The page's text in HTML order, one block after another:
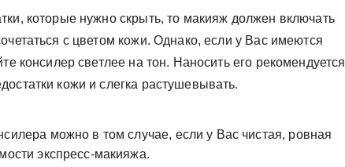
которые нужно скрыть, то макияж должен включать
с цветом кожи. Однако, если у Вас имеются
консилер светлее на тон. Наносить его рекомендуется
кожи и слегка растушевывать.
можно в том случае, если у Вас чистая, ровная
экспресс-макияжа.